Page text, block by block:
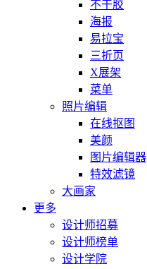
不干胶
海报
易拉宝
三折页
X展架
菜单
照片编辑
在线抠图
美颜
图片编辑器
特效滤镜
大画家
更多
设计师招募
设计师榜单
设计学院